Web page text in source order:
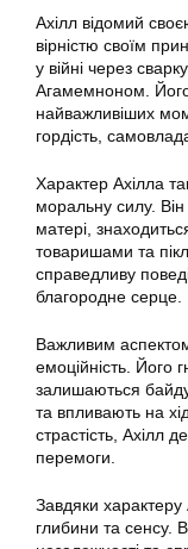
Ахілл відомий
вірністю своїм
у війні через
Агамемноном.
найважливіших
гордість,
Характер Ахілла
моральну силу.
матері,
товаришами та
справедливу
благородне серце.
Важливим
емоційність. Його
залишаються
та впливають на
страстість, Ахілл
перемоги.
Завдяки
глибини та сенсу.